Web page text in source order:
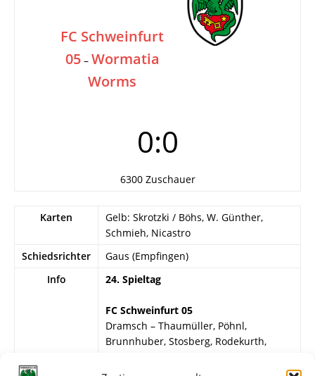
FC Schweinfurt
05 – Wormatia
Worms
0:0
6300 Zuschauer
Karten
Gelb: Skrotzki / Böhs, W. Günther,
Schmieh, Nicastro
Schiedsrichter
Gaus (Empfingen)
Info
24. Spieltag
FC Schweinfurt 05
Dramsch – Thaumüller, Pöhnl,
Brunnhuber, Stosberg, Rodekurth,
Seubert, Emmerich.